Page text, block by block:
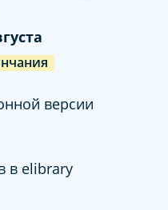
версии
в elibrary